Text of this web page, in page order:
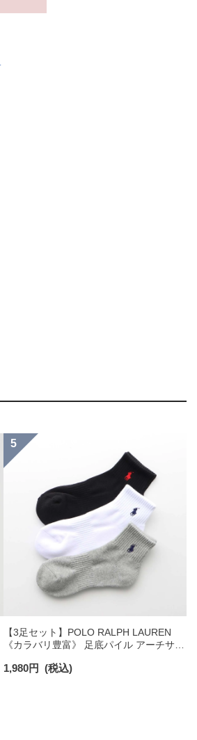
【3足セット】POLO RALPH LAUREN
《カラバリ豊富》 足底パイル アーチサポ
クス レディース 93246604
1,980円 (税込)